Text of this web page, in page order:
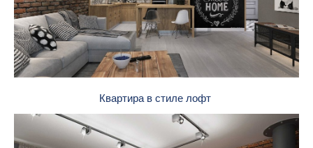
Квартира в стиле лофт